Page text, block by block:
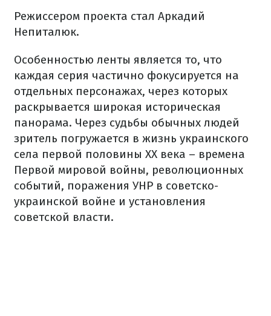
Режиссером проекта стал Аркадий
Непиталюк.
Особенностью ленты является то, что
каждая серия частично фокусируется на
отдельных персонажах, через которых
раскрывается широкая историческая
панорама. Через судьбы обычных людей
зритель погружается в жизнь украинского
села первой половины ХХ века – времена
Первой мировой войны, революционных
событий, поражения УНР в советско-
украинской войне и установления
советской власти.